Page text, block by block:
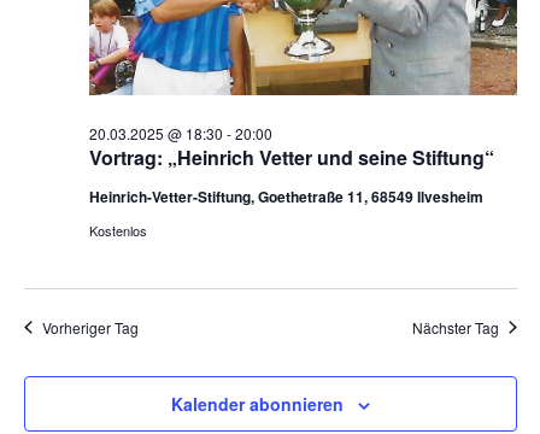
Vortrag: „Heinrich Vetter und seine Stiftung“
20.03.2025 @ 18:30 -20:00
Heinrich-Vetter-Stiftung, Goethetraße 11, 68549 Ilvesheim
Kostenlos
Vorheriger Tag Nächster Tag
Kalender abonnieren